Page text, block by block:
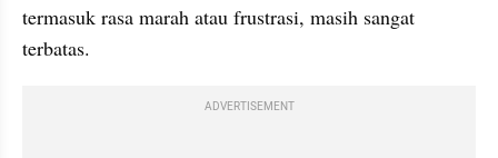
termasuk rasa marah atau frustrasi, masih sangat
terbatas.
ADVERTISEMENT